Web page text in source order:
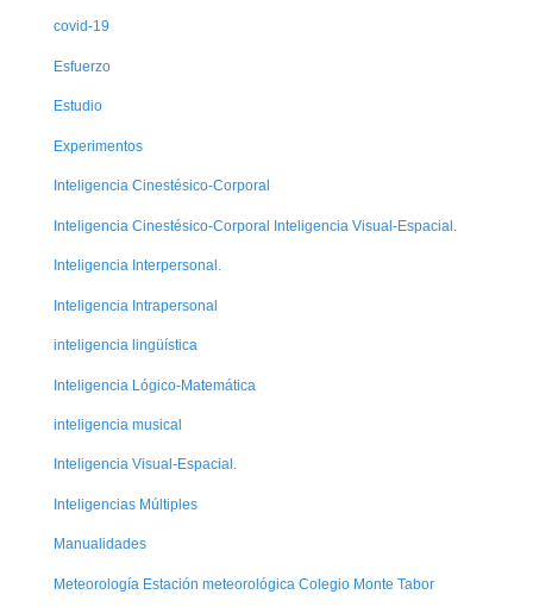
covid-19
Esfuerzo
Estudio
Experimentos
Inteligencia Cinestésico-Corporal
Inteligencia Cinestésico-Corporal Inteligencia Visual-Espacial.
Inteligencia Interpersonal.
Inteligencia Intrapersonal
inteligencia lingüística
Inteligencia Lógico-Matemática
inteligencia musical
Inteligencia Visual-Espacial.
Inteligencias Múltiples
Manualidades
Meteorología Estación meteorológica Colegio Monte Tabor